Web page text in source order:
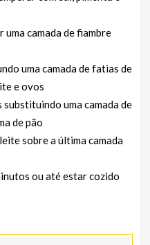
camada de fiambre
uma camada de fatias de
e ovos
uma camada de
de pão
sobre a última camada
ou até estar cozido